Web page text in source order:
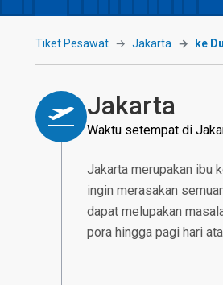
Tiket Pesawat Jakarta ke
Jakarta
Waktu setempat di
Jakarta merupakan ibu
ingin merasakan
dapat melupakan
pora hingga pagi hari